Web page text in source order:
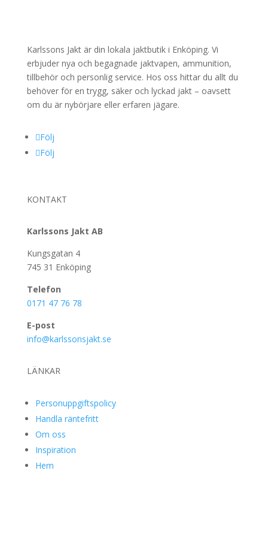
Karlssons Jakt är din lokala jaktbutik i Enköping. Vi
erbjuder nya och begagnade jaktvapen, ammunition,
tillbehör och personlig service. Hos oss hittar du allt du
behöver för en trygg, säker och lyckad jakt – oavsett
om du är nybörjare eller erfaren jägare.
Följ
Följ
KONTAKT
Karlssons Jakt AB
Kungsgatan 4
745 31 Enköping
Telefon
0171 47 76 78
E-post
info@karlssonsjakt.se
LÄNKAR
Personuppgiftspolicy
Handla räntefritt
Om oss
Inspiration
Hem